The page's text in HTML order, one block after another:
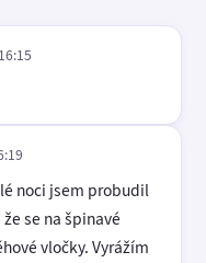
noci jsem probudil
se na špinavé
vločky. Vyrážím